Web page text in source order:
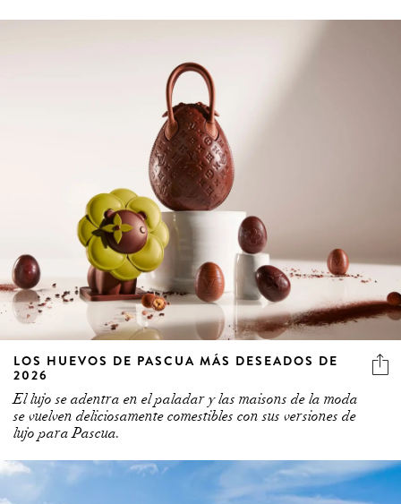
LOS HUEVOS DE PASCUA MÁS DESEADOS DE
2026
El lujo se adentra en el paladar y las maisons de la moda
se vuelven deliciosamente comestibles con sus versiones de
lujo para Pascua.